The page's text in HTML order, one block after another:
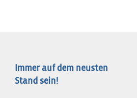
Immer auf dem neusten
Stand sein!